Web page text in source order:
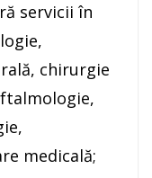
servicii în
chirurgie
medicală;